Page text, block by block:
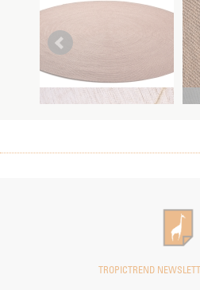
Outdoorteppich
TROPICTREND